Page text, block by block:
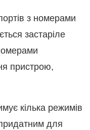
з номерами
застаріле
пристрою,
кілька режимів
для